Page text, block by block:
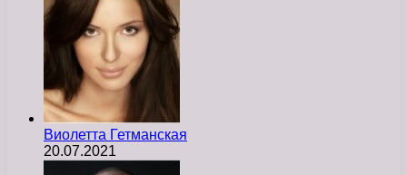
Виолетта Гетманская
20.07.2021